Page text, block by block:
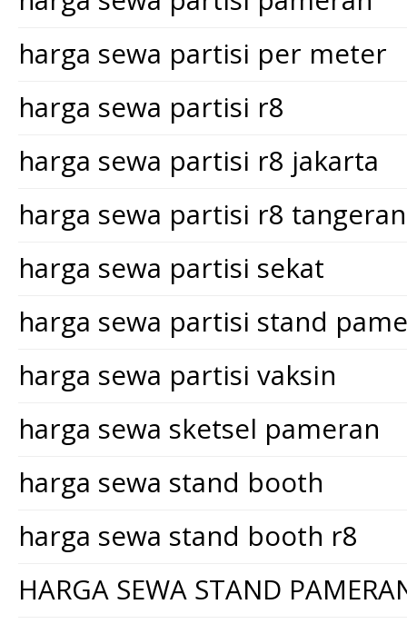
harga sewa partisi per meter
harga sewa partisi r8
harga sewa partisi r8 jakarta
harga sewa partisi r8
harga sewa partisi sekat
harga sewa partisi stand
harga sewa partisi vaksin
harga sewa sketsel pameran
harga sewa stand booth
harga sewa stand booth r8
HARGA SEWA STAND